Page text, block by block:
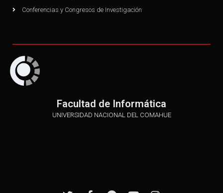
Conferencias y Congresos de Investigación
Facultad de Informática
UNIVERSIDAD NACIONAL DEL COMAHUE